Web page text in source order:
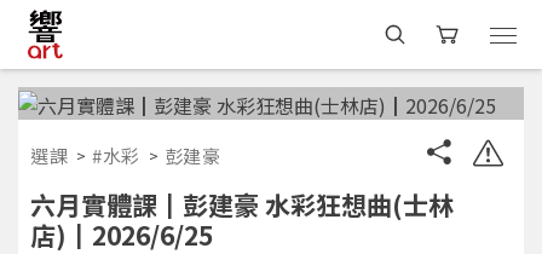
選課 #水彩 彭建豪
六月實體課┃彭建豪 水彩狂想曲(士林
店)┃2026/6/25